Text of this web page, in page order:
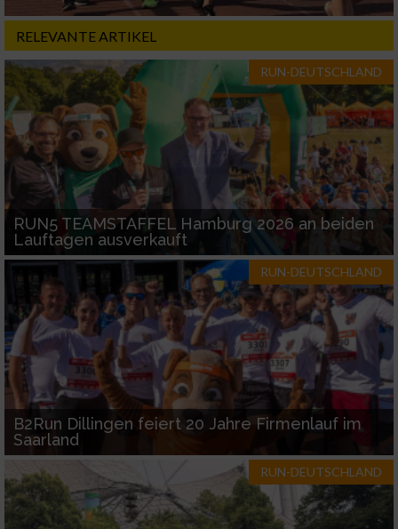
RELEVANTE ARTIKEL
RUN-DEUTSCHLAND
RUN5 TEAMSTAFFEL Hamburg 2026 an beiden
Lauftagen ausverkauft
RUN-DEUTSCHLAND
B2Run Dillingen feiert 20 Jahre Firmenlauf im
Saarland
RUN-DEUTSCHLAND